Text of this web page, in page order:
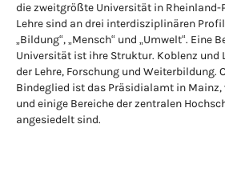
die zweitgrößte Universität in Rheinland-
Lehre sind an drei interdisziplinären
„Bildung“, „Mensch“ und „Umwelt“. Eine
Universität ist ihre Struktur. Koblenz und
der Lehre, Forschung und Weiterbildung.
Bindeglied ist das Präsidialamt in
und einige Bereiche der zentralen
angesiedelt sind.